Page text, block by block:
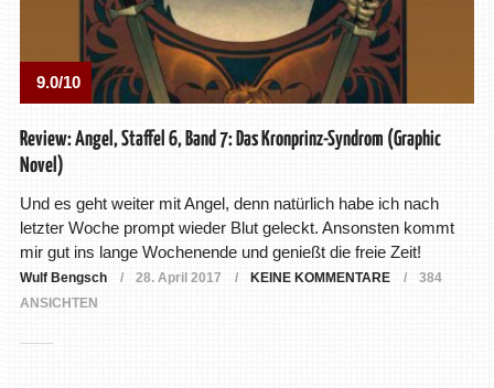
9.0/10
Review: Angel, Staffel 6, Band 7: Das Kronprinz-Syndrom (Graphic
Novel)
Und es geht weiter mit Angel, denn natürlich habe ich nach
letzter Woche prompt wieder Blut geleckt. Ansonsten kommt
mir gut ins lange Wochenende und genießt die freie Zeit!
Wulf Bengsch 28. April 2017 KEINE KOMMENTARE
384
ANSICHTEN